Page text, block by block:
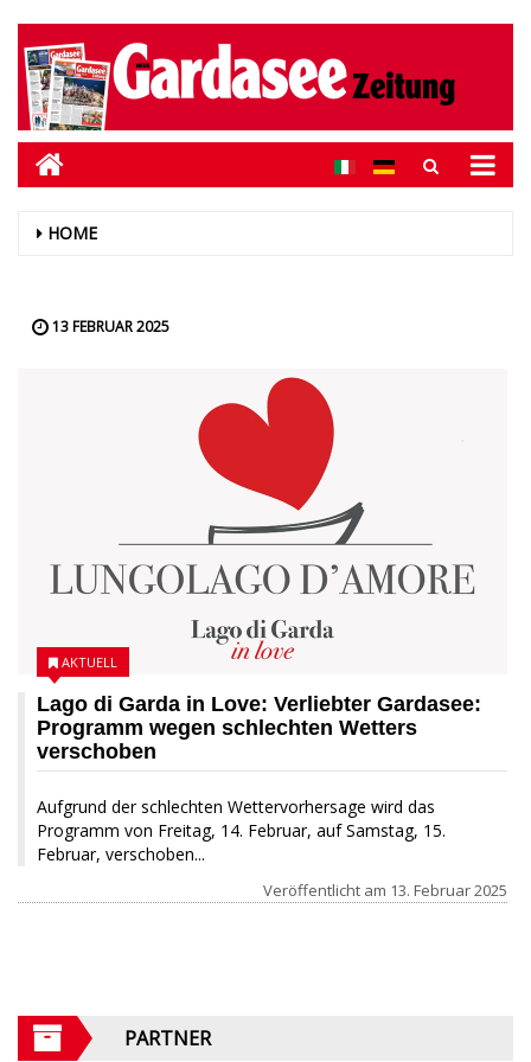
HOME
13 FEBRUAR 2025
Lago di Garda in Love: Verliebter Gardasee:
Programm wegen schlechten Wetters
verschoben
Aufgrund der schlechten Wettervorhersage wird das
Programm von Freitag, 14. Februar, auf Samstag, 15.
Februar, verschoben...
AKTUELL
Veröffentlicht am 13. Februar 2025
PARTNER